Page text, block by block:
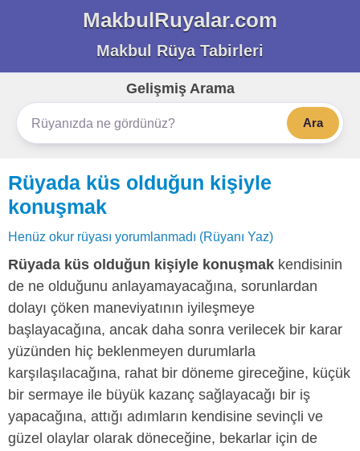
MakbulRuyalar.com
Makbul Rüya Tabirleri
Gelişmiş Arama
Ara
Rüyada küs olduğun kişiyle
konuşmak
Henüz okur rüyası yorumlanmadı (Rüyanı Yaz)
Rüyada küs olduğun kişiyle konuşmak kendisinin
de ne olduğunu anlayamayacağına, sorunlardan
dolayı çöken maneviyatının iyileşmeye
başlayacağına, ancak daha sonra verilecek bir karar
yüzünden hiç beklenmeyen durumlarla
karşılaşılacağına, rahat bir döneme gireceğine, küçük
bir sermaye ile büyük kazanç sağlayacağı bir iş
yapacağına, attığı adımların kendisine sevinçli ve
güzel olaylar olarak döneceğine, bekarlar için de